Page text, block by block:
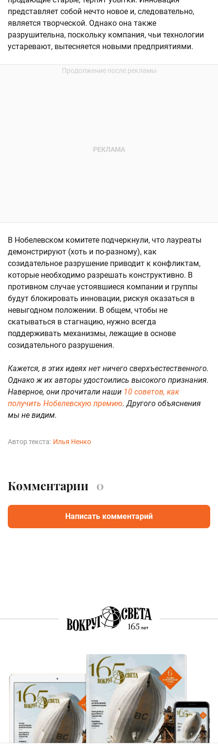
представляет собой нечто новое и, следовательно,
является творческой. Однако она также
разрушительна, поскольку компания, чьи технологии
устаревают, вытесняется новыми предприятиями.
В Нобелевском комитете подчеркнули, что лауреаты
демонстрируют (хоть и по-разному), как
созидательное разрушение приводит к конфликтам,
которые необходимо разрешать конструктивно. В
противном случае устоявшиеся компании и группы
будут блокировать инновации, рискуя оказаться в
невыгодном положении. В общем, чтобы не
скатываться в стагнацию, нужно всегда
поддерживать механизмы, лежащие в основе
созидательного разрушения.
Кажется, в этих идеях нет ничего сверхъестественного.
Однако ж их авторы удостоились высокого признания.
Наверное, они прочитали наши 10 советов, как
получить Нобелевскую премию. Другого объяснения
мы не видим.
Автор текста: Илья Ненко
Комментарии 0
Написать комментарий